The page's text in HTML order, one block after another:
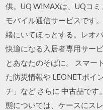
供。UQ WiMAXは、UQコ
モバイル通信サービスです
緒にいてほっとする。レオ
快適になる入居者専用サー
とあなたのそばに。 スマー
た防災情報や LEONETポイ
チ」など さらに 中古品で
態については、ケースにス